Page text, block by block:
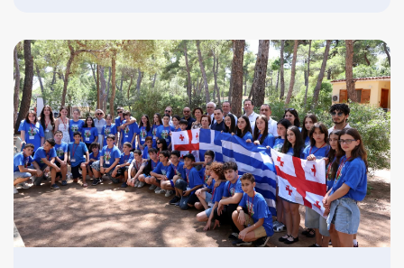
პროექტების შესახებ, რომლებიც ქვეყნის ფარგლებს
გარეთ აფხაზეთის შესახებ ცნობიერების ამაღლებასა
და ქართულ-აფხაზური კულტურის პოპულარიზაციას
ემსახურება.
მთავრობის თავმჯდომარემ, ასევე, სამშვიდობო
პროცესებში აფხაზეთიდან დევნილი ემიგრანტების
ჩართულობის გაძლიერებაზე ისაუბრა.
შეხვედრა კითხვა-პასუხის რეჟიმში წარიმართა,
სადაც მონაწილეებმა განიხილეს მნიშვნელოვანი
საკითხები, რომლებიც ხელს შეუწყობს ქართულ